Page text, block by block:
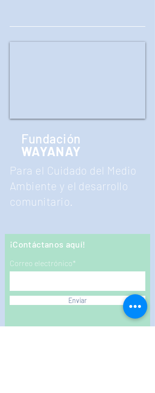
Fundación
WAYANAY
Para el Cuidado del Medio
Ambiente y el desarrollo
comunitario.
¡Contáctanos aquí!
Correo electrónico*
Enviar